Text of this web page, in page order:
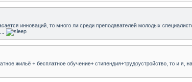
инноваций, то много ли среди преподавателей молодых
жильё + бесплатное обучение+ стипендия+трудоустройство, то и я,